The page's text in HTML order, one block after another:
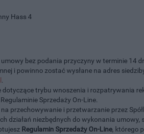
Hass 4
bez podania przyczyny w terminie 14
i powinno zostać wysłane na adres
dotyczące trybu wnoszenia i rozpatrywania
Sprzedaży On-Line.
przechowywanie i przetwarzanie przez
działań niezbędnych do wykonania umowy,
Regulamin Sprzedaży On-Line, którego